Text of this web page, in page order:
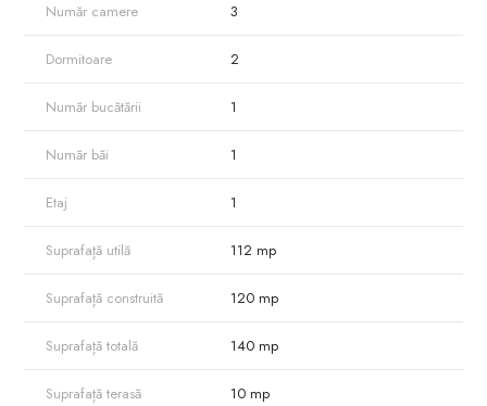
Număr camere 3
Dormitoare 2
Număr bucătării 1
Număr băi 1
Etaj 1
Suprafață utilă 112 mp
Suprafață construită 120 mp
Suprafață totală 140 mp
Suprafață terasă 10 mp